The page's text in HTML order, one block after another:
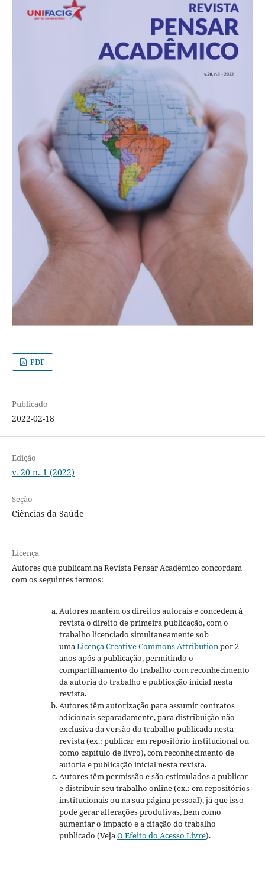
PDF
Publicado
2022-02-18
Edição
v. 20 n. 1 (2022)
Seção
Ciências da Saúde
Licença
Autores que publicam na Revista Pensar Acadêmico concordam
com os seguintes termos:
Autores mantém os direitos autorais e concedem à
revista o direito de primeira publicação, com o
trabalho licenciado simultaneamente sob
umaLicença Creative Commons Attributionpor 2
anos após a publicação, permitindo o
compartilhamento do trabalho com reconhecimento
da autoria do trabalho e publicação inicial nesta
revista.
Autores têm autorização para assumir contratos
adicionais separadamente, para distribuição não-
exclusiva da versão do trabalho publicada nesta
revista (ex.: publicar em repositório institucional ou
como capítulo de livro), com reconhecimento de
autoria e publicação inicial nesta revista.
Autores têm permissão e são estimulados a publicar
e distribuir seu trabalho online (ex.: em repositórios
institucionais ou na sua página pessoal), já que isso
pode gerar alterações produtivas, bem como
aumentar o impacto e a citação do trabalho
publicado (VejaO Efeito do Acesso Livre).